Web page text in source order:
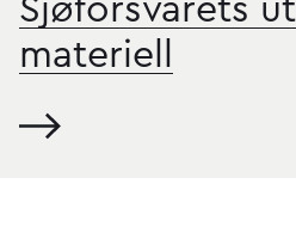
Sjøforsvarets
materiell